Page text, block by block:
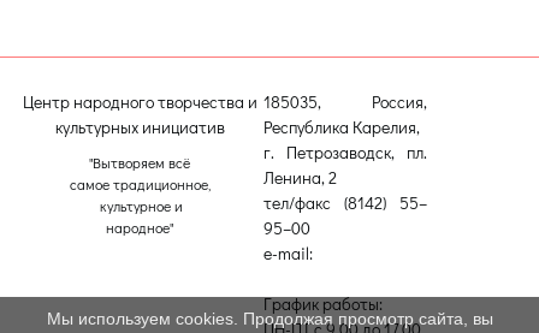
Центр народного творчества и
культурных инициатив
"Вытворяем всё
самое традиционное,
культурное и
народное"
185035, Россия,
Республика Карелия,
г. Петрозаводск, пл.
Ленина, 2
тел/факс (8142) 55–
95–00
e-mail:
График работы:
Мы используем cookies. Продолжая просмотр сайта, вы